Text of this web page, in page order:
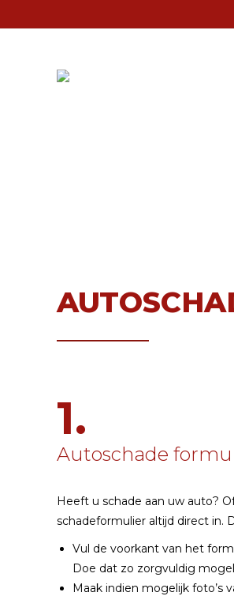
1.
Autoschade
Heeft u schade aan uw auto?
schadeformulier altijd direct in.
Vul de voorkant van het
Doe dat zo zorgvuldig
Maak indien mogelijk foto’s